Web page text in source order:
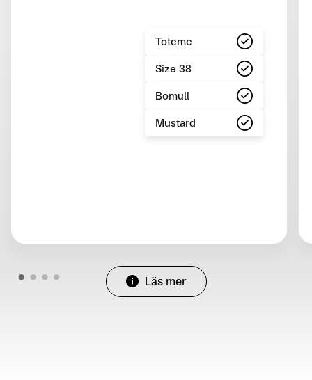
Toteme
Size 38
Bomull
Mustard
Läs mer